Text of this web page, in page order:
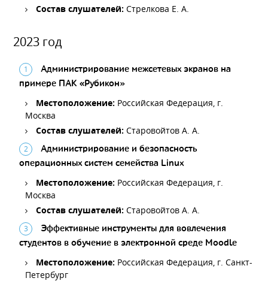
Состав слушателей:Стрелкова Е. А.
2023 год
Администрирование межсетевых экранов на
примере ПАК «Рубикон»
Местоположение: Российская Федерация, г.
Москва
Состав слушателей:Старовойтов А. А.
Администрирование и безопасность
операционных систем семейства Linux
Местоположение: Российская Федерация, г.
Москва
Состав слушателей:Старовойтов А. А.
Эффективные инструменты для вовлечения
студентов в обучение в электронной среде Moodle
Местоположение: Российская Федерация, г. Санкт-
Петербург